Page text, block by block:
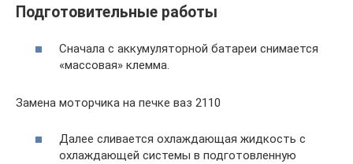
Подготовительные работы
Сначала с аккумуляторной батареи снимается
«массовая» клемма.
Замена моторчика на печке ваз 2110
Далее сливается охлаждающая жидкость с
охлаждающей системы в подготовленную